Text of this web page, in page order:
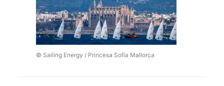
© Sailing Energy / Princesa Sofía Mallorca